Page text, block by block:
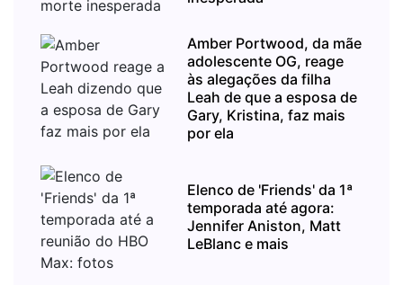
Amber Portwood, da mãe
adolescente OG, reage
às alegações da filha
Leah de que a esposa de
Gary, Kristina, faz mais
por ela
Elenco de 'Friends' da 1ª
temporada até agora:
Jennifer Aniston, Matt
LeBlanc e mais